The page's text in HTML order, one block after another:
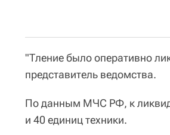
"Тление было оперативно
представитель ведомства.
По данным МЧС РФ, к
и 40 единиц техники.